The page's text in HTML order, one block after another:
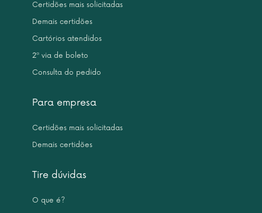
Certidões mais solicitadas
Demais certidões
Cartórios atendidos
2ª via de boleto
Consulta do pedido
Para empresa
Certidões mais solicitadas
Demais certidões
Tire dúvidas
O que é?